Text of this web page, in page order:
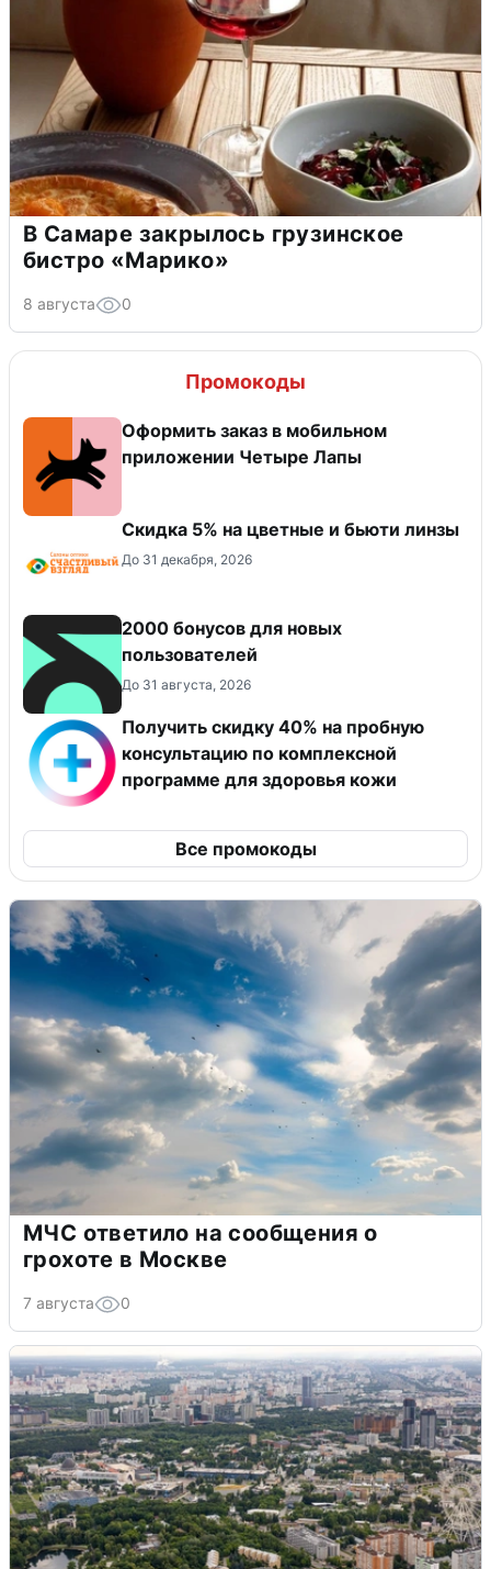
В Самаре закрылось грузинское
бистро «Марико»
8 августа 0
Промокоды
Оформить заказ в мобильном
приложении Четыре Лапы
Скидка 5% на цветные и бьюти линзы
До 31 декабря, 2026
2000 бонусов для новых
пользователей
До 31 августа, 2026
Получить скидку 40% на пробную
консультацию по комплексной
программе для здоровья кожи
Все промокоды
МЧС ответило на сообщения о
грохоте в Москве
7 августа 0